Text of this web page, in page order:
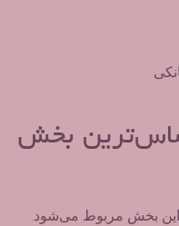
بخش
این بخش مربوط می‌شود.